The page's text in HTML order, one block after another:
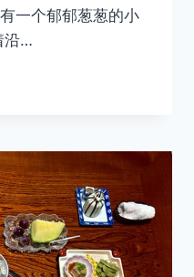
一个郁郁葱葱的小
沿…